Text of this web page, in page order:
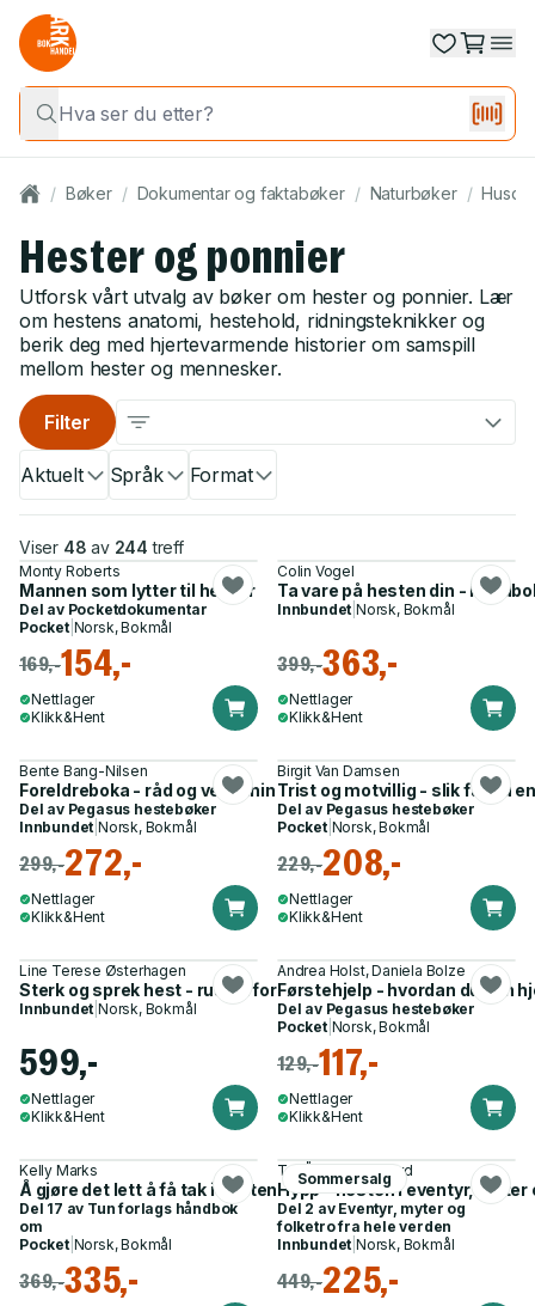
/ Bøker / Dokumentar og faktabøker / Naturbøker /
Hester og ponnier
Utforsk vårt utvalg av bøker om hester og ponnier. Lær
om hestens anatomi, hestehold, ridningsteknikker og
berik deg med hjertevarmende historier om samspill
mellom hester og mennesker.
Aktuelt Språk Format
Filter
Viser 48 av 244 treff
Monty Roberts
Mannen som lytter til hester
Del av Pocketdokumentar
Pocket| Norsk, Bokmål
169,-154,-
Nettlager
Klikk&Hent
Colin Vogel
Ta vare på hesten din -
Innbundet |Norsk, Bokmål
399,-363,-
Nettlager
Klikk&Hent
Bente Bang-Nilsen
Foreldreboka - råd og veiledning for rytterforeldre
Del av Pegasus hestebøker
Innbundet |Norsk, Bokmål
299,-272,-
Nettlager
Klikk&Hent
Birgit Van Damsen
Trist og motvillig - slik får du
Del av Pegasus hestebøker
Pocket| Norsk, Bokmål
229,-208,-
Nettlager
Klikk&Hent
Line Terese Østerhagen
Sterk og sprek hest - rustet for hverdag og prestasjon
Innbundet |Norsk, Bokmål
599,-
Nettlager
Klikk&Hent
Andrea Holst, Daniela Bolze
Førstehjelp - hvordan du kan
Del av Pegasus hestebøker
Pocket| Norsk, Bokmål
129,-117,-
Nettlager
Klikk&Hent
Kelly Marks
Å gjøre det lett å få tak i hesten
Del 17 av Tun forlags håndbok
om
Pocket| Norsk, Bokmål
369,-335,-
Sommersalg
Tor Åge Bringsværd
Hypp - hesten i eventyr,
Del 2 av Eventyr, myter og
folketro fra hele verden
Innbundet |Norsk, Bokmål
449,-225,-